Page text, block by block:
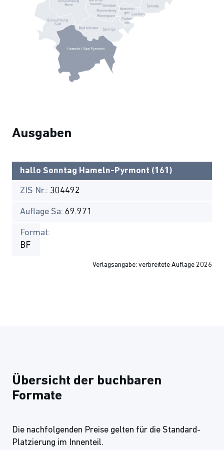
Ausgaben
hallo Sonntag Hameln-Pyrmont (161)
ZIS Nr.: 304492
Auflage Sa: 69.971
Format:
BF
Verlagsangabe: verbreitete Auflage 2026
Übersicht der buchbaren
Formate
Die nachfolgenden Preise gelten für die Standard-
Platzierung im Innenteil.